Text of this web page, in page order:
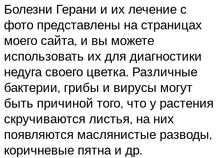
Болезни Герани и их лечение с
фото представлены на страницах
моего сайта, и вы можете
использовать их для диагностики
недуга своего цветка. Различные
бактерии, грибы и вирусы могут
быть причиной того, что у растения
скручиваются листья, на них
появляются маслянистые разводы,
коричневые пятна и др.